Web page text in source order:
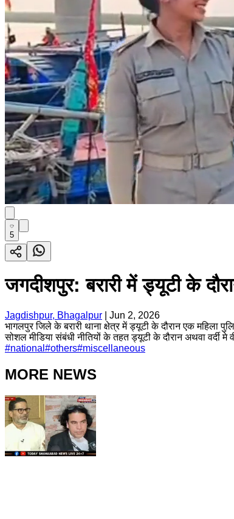
5
जगदीशपुर: बरारी में ड्यूटी के
Jagdishpur, Bhagalpur
Jun 2, 2026
भागलपुर जिले के बरारी थाना क्षेत्र में ड्यूटी के दौरान एक महिला
सोशल मीडिया संबंधी नीतियों के तहत ड्यूटी के दौरान अथवा वर्दी मे
#national #others#miscellaneous
MORE NEWS